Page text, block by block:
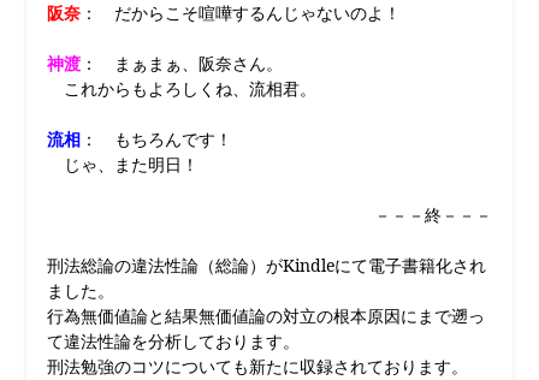
阪奈： だからこそ喧嘩するんじゃないのよ！
神渡： まぁまぁ、阪奈さん。
これからもよろしくね、流相君。
流相： もちろんです！
じゃ、また明日！
－－－終－－－
刑法総論の違法性論（総論）がKindleにて電子書籍化され
ました。
行為無価値論と結果無価値論の対立の根本原因にまで遡っ
て違法性論を分析しております。
刑法勉強のコツについても新たに収録されております。